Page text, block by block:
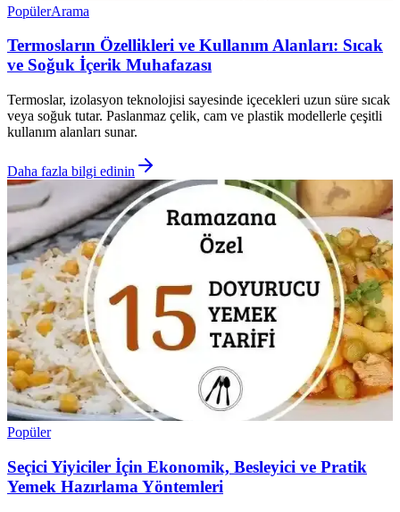
PopülerArama
Termosların Özellikleri ve Kullanım Alanları: Sıcak
ve Soğuk İçerik Muhafazası
Termoslar, izolasyon teknolojisi sayesinde içecekleri uzun süre sıcak
veya soğuk tutar. Paslanmaz çelik, cam ve plastik modellerle çeşitli
kullanım alanları sunar.
Daha fazla bilgi edinin
Popüler
Seçici Yiyiciler İçin Ekonomik, Besleyici ve Pratik
Yemek Hazırlama Yöntemleri